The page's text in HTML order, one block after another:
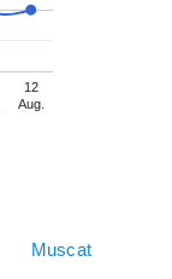
12
Aug.
Muscat